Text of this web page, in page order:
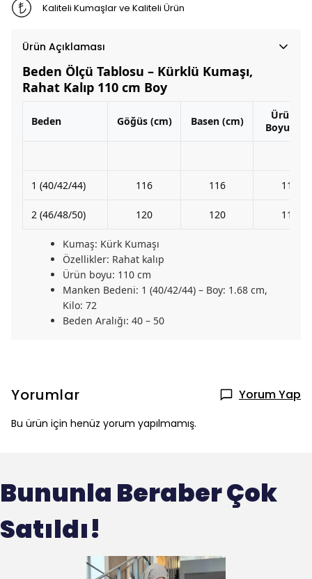
Kaliteli Kumaşlar ve Kaliteli Ürün
Ürün Açıklaması
Beden Ölçü Tablosu – Kürklü Kumaşı,
Rahat Kalıp 110 cm Boy
Beden Göğüs (cm) Basen (cm)
Ürünün
Boyu
1 (40/42/44) 116 116 110
2 (46/48/50) 120 120 110
Kumaş: Kürk Kumaşı
Özellikler: Rahat kalıp
Ürün boyu: 110 cm
Manken Bedeni: 1 (40/42/44) – Boy: 1.68 cm,
Kilo: 72
Beden Aralığı: 40 – 50
Yorumlar Yorum Yap
Bu ürün için henüz yorum yapılmamış.
Bununla Beraber Çok
Satıldı!